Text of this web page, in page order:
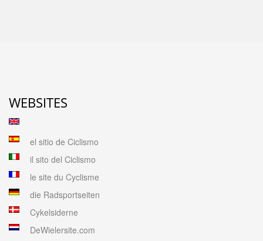
WEBSITES
el sitio de Ciclismo
il sito del Ciclismo
le site du Cyclisme
die Radsportseiten
Cykelsiderne
DeWielersite.com